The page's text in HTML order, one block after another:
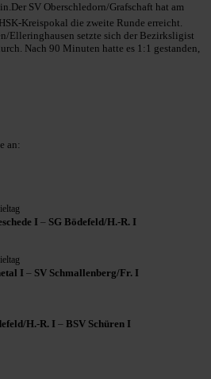
Der SV Oberschledorn/Grafschaft hat am
Kreispokal die zweite Runde erreicht.
Elleringhausen setzte sich der Bezirksligist
Nach 90 Minuten hatte es 1:1 gestanden,
an:
I – SG Bödefeld/H.-R. I
I – SV Schmallenberg/Fr. I
H.-R. I – BSV Schüren I